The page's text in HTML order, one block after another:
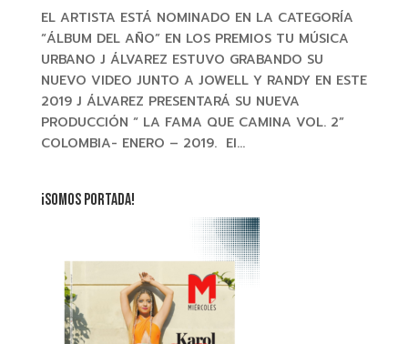
EL ARTISTA ESTÁ NOMINADO EN LA CATEGORÍA
“ÁLBUM DEL AÑO” EN LOS PREMIOS TU MÚSICA
URBANO J ÁLVAREZ ESTUVO GRABANDO SU
NUEVO VIDEO JUNTO A JOWELL Y RANDY EN ESTE
2019 J ÁLVAREZ PRESENTARÁ SU NUEVA
PRODUCCIÓN “ LA FAMA QUE CAMINA VOL. 2”
COLOMBIA- ENERO – 2019. El...
¡SOMOS PORTADA!